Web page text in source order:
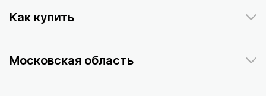
Как купить
Московская область